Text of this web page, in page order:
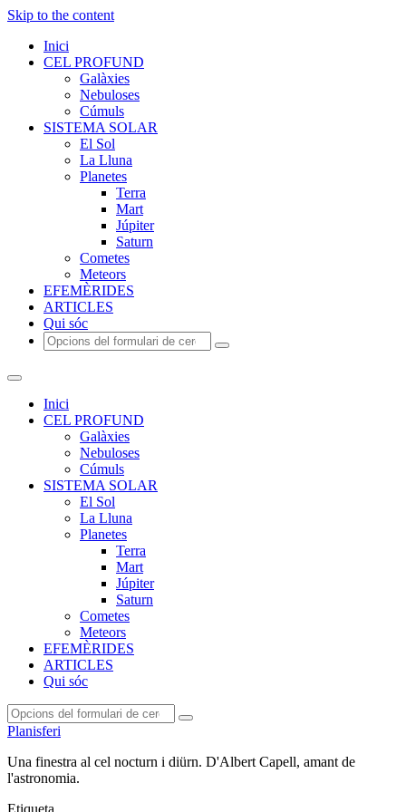
Skip to the content
Inici
CEL PROFUND
Galàxies
Nebuloses
Cúmuls
SISTEMA SOLAR
El Sol
La Lluna
Planetes
Terra
Mart
Júpiter
Saturn
Cometes
Meteors
EFEMÈRIDES
ARTICLES
Qui sóc
Cerca
Inici
CEL PROFUND
Galàxies
Nebuloses
Cúmuls
SISTEMA SOLAR
El Sol
La Lluna
Planetes
Terra
Mart
Júpiter
Saturn
Cometes
Meteors
EFEMÈRIDES
ARTICLES
Qui sóc
Cerca
Planisferi
Una finestra al cel nocturn i diürn. D'Albert Capell, amant de
l'astronomia.
Etiqueta